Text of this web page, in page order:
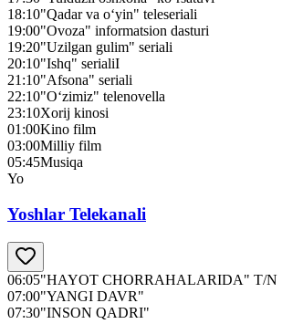
18:10"Qadar va o‘yin" teleseriali
19:00"Ovoza" informatsion dasturi
19:20"Uzilgan gulim" seriali
20:10"Ishq" serialiI
21:10"Afsona" seriali
22:10"O‘zimiz" telenovella
23:10Xorij kinosi
01:00Kino film
03:00Milliy film
05:45Musiqa
Yo
Yoshlar Telekanali
06:05"HAYOT CHORRAHALARIDA" T/N
07:00"YANGI DAVR"
07:30"INSON QADRI"